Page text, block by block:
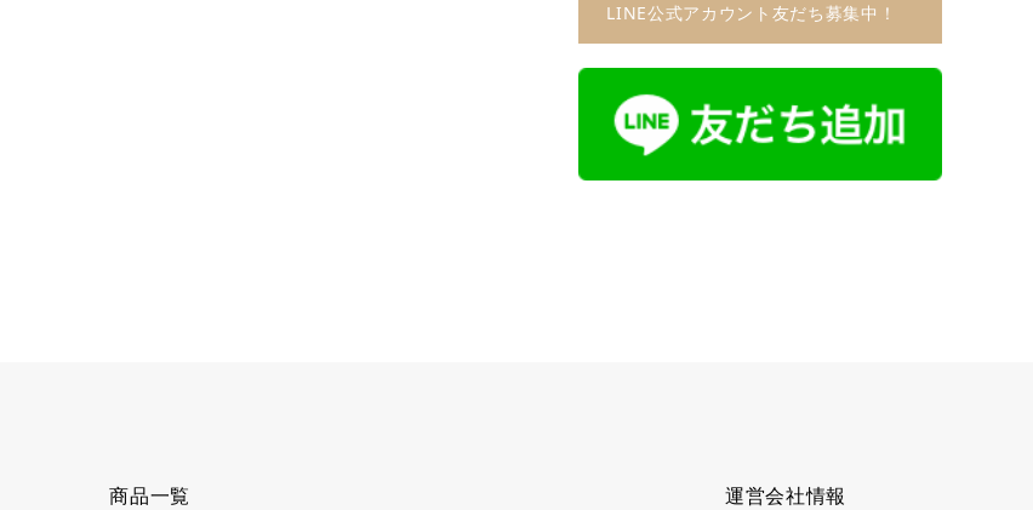
LINE公式アカウント友だち募集中！
商品一覧 運営会社情報